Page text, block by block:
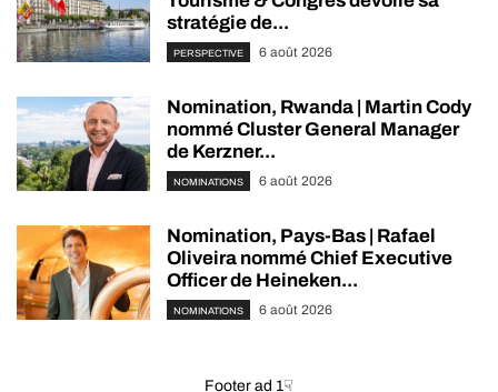
stratégie de...
PERSPECTIVE 6 août 2026
Nomination, Rwanda | Martin Cody
nommé Cluster General Manager
de Kerzner...
NOMINATIONS 6 août 2026
Nomination, Pays-Bas | Rafael
Oliveira nommé Chief Executive
Officer de Heineken...
NOMINATIONS 6 août 2026
Footer ad 1☟